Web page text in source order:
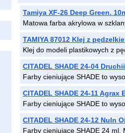
Tamiya XF-26 Deep Green.
Matowa farba akrylowa w
TAMIYA 87012 Klej z
Klej do modeli plastikowych z
CITADEL SHADE 24-04
Farby cieniujące SHADE to
CITADEL SHADE 24-11 Agrax
Farby cieniujące SHADE to
CITADEL SHADE 24-12 Nuln
Farby cieniujące SHADE 24 ml.